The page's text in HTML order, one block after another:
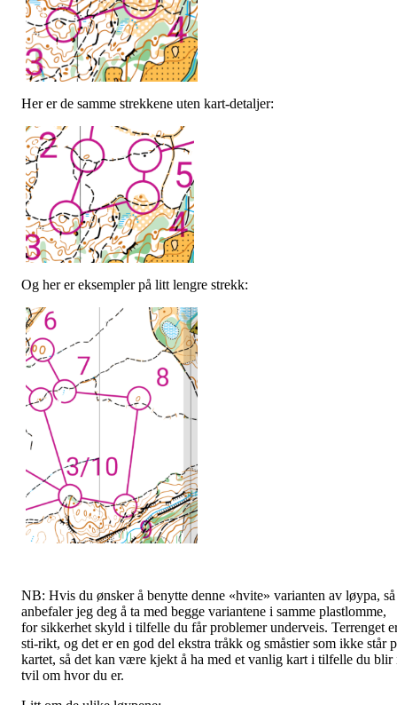
Her er de samme strekkene uten kart-detaljer:
Og her er eksempler på litt lengre strekk:
NB: Hvis du ønsker å benytte denne «hvite» varianten av løypa, så
anbefaler jeg deg å ta med begge variantene i samme plastlomme,
for sikkerhet skyld i tilfelle du får problemer underveis. Terrenget
sti-rikt, og det er en god del ekstra tråkk og småstier som ikke står
kartet, så det kan være kjekt å ha med et vanlig kart i tilfelle du blir
tvil om hvor du er.